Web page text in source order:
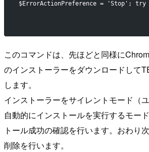
$ErrorActionPreference = 'Stop'; try
このコマンドは、先ほどと同様に
のインストーラーをダウンロードして
します。
インストーラーをサイレントモード（
自動的にインストールを実行するモー
トール成功の確認を行います。おわり
削除を行います。